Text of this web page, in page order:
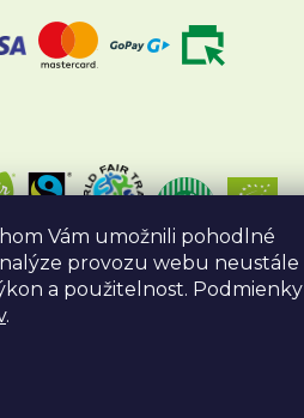
Vám umožnili pohodlné
provozu webu neustále
a použitelnost. Podmienky
.